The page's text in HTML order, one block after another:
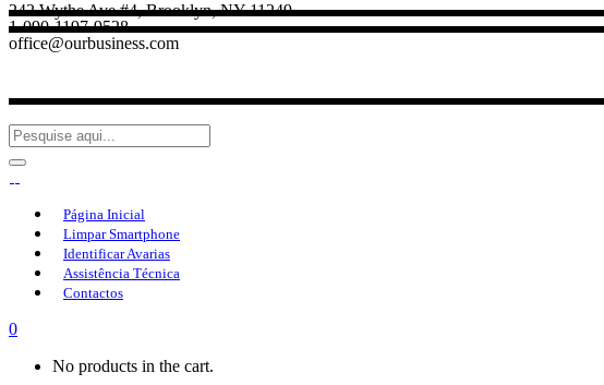
242 Wythe Ave #4, Brooklyn, NY 11249
1-090-1197-9528
office@ourbusiness.com
Página Inicial
Limpar Smartphone
Identificar Avarias
Assistência Técnica
Contactos
0
No products in the cart.